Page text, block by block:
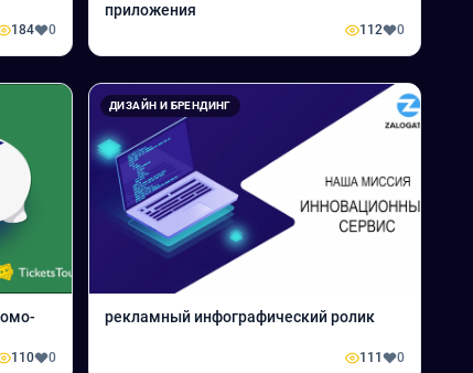
184 0
приложения
112 0
110 0
ДИЗАЙН И БРЕНДИНГ
рекламный инфографический ролик
111 0